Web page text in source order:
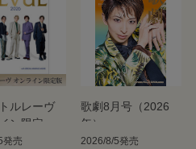
ルレーヴ
ン限定
発売
歌劇8月号（2026
年）
2026/8/5発売